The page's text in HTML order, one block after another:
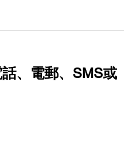
、電郵、SMS或